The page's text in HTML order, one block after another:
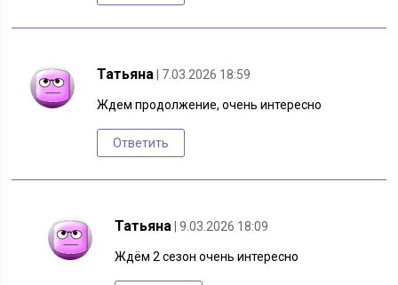
Татьяна | 7.03.2026 18:59
Ждем продолжение, очень интересно
Ответить
Татьяна | 9.03.2026 18:09
Ждём 2 сезон очень интересно